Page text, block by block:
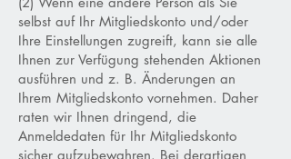
selbst auf Ihr Mitgliedskonto und/oder
Ihre Einstellungen zugreift, kann sie alle
Ihnen zur Verfügung stehenden Aktionen
ausführen und z. B. Änderungen an
Ihrem Mitgliedskonto vornehmen. Daher
raten wir Ihnen dringend, die
Anmeldedaten für Ihr Mitgliedskonto
sicher aufzubewahren. Bei derartigen